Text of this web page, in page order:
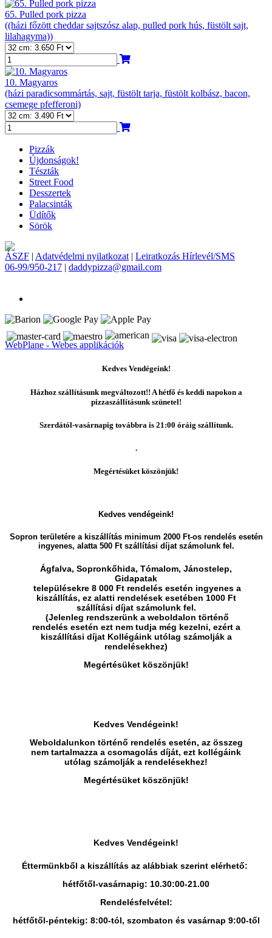
65. Pulled pork pizza
((házi főzött cheddar sajtszósz alap, pulled pork hús, füstölt sajt,
lilahagyma))
10. Magyaros
(házi paradicsommártás, sajt, füstölt tarja, füstölt kolbász, bacon,
csemege pfefferoni)
Pizzák
Újdonságok!
Tészták
Street Food
Desszertek
Palacsinták
Üdítők
Sörök
ÁSZF | Adatvédelmi nyilatkozat | Leiratkozás Hírlevél/SMS
06-99/950-217 | daddypizza@gmail.com
WebPlane - Webes applikációk
Kedves Vendégeink!
Házhoz szállításunk megváltozott!! A hétfő és keddi napokon a
pizzaszállításunk szünetel!
Szerdától-vasárnapig továbbra is 21:00 óráig szállítunk.
.
Megértésüket köszönjük!
Kedves vendégeink!
Sopronterületére a kiszállítás minimum 2000 Ft-os rendelés esetén
ingyenes, alatta 500 Ft szállítási díjat számolunk fel.
Ágfalva, Sopronkőhida, Tómalom, Jánostelep,
Gidapatak
településekre 8 000 Ft rendelés esetén ingyenes a
kiszállítás, ez alatti rendelések esetében 1000 Ft
szállítási díjat számolunk fel.
(Jelenleg rendszerünk a weboldalon történő
rendelés esetén ezt nem tudja még kezelni, ezért a
kiszállítási díjat Kollégáink utólag számolják a
rendelésekhez)
Megértésüket köszönjük!
Kedves Vendégeink!
Weboldalunkon történő rendelés esetén, az összeg
nem tartalmazza a csomagolás díját, ezt kollégáink
utólag számolják a rendelésekhez!
Megértésüket köszönjük!
Kedves Vendégeink!
Éttermünkből a kiszállítás az alábbiak szerint elérhető:
hétfőtől-vasárnapig: 10.30:00-21.00
Rendelésfelvétel:
hétfőtől-péntekig: 8:00-tól, szombaton és vasárnap 9:00-től